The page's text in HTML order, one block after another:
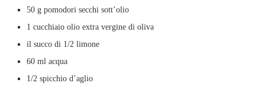
50 g pomodori secchi sott’olio
1 cucchiaio olio extra vergine di oliva
il succo di 1/2 limone
60 ml acqua
1/2 spicchio d’aglio